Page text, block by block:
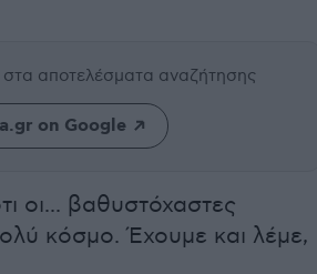
στα αποτελέσματα αναζήτησης
on Google
οι... βαθυστόχαστες
κόσμο. Έχουμε και λέμε,